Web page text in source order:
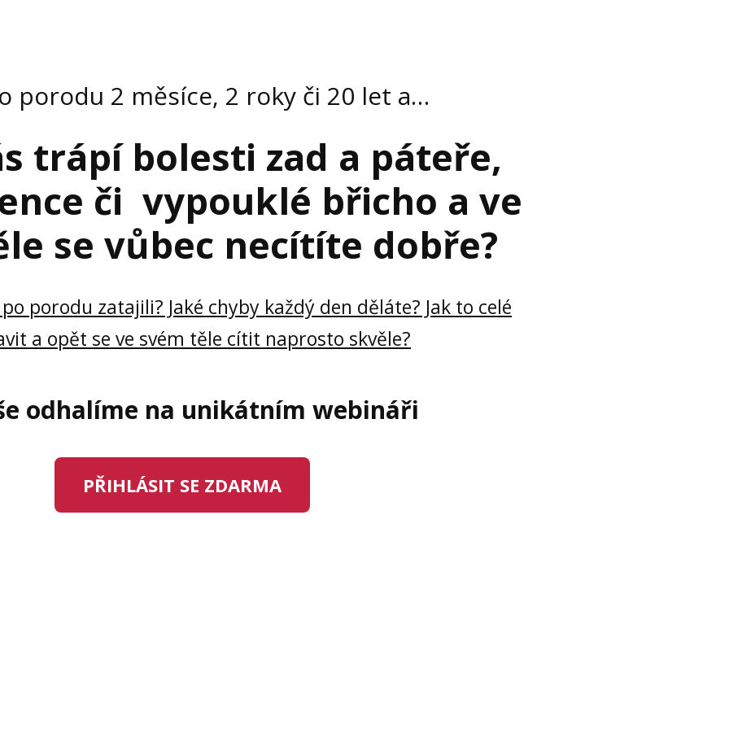
porodu 2 měsíce, 2 roky či 20 let a…
trápí bolesti zad a páteře,
či vypouklé břicho a ve
se vůbec necítíte dobře?
porodu zatajili? Jaké chyby každý den děláte? Jak to celé
a opět se ve svém těle cítit naprosto skvěle?
odhalíme na unikátním webináři
PŘIHLÁSIT SE ZDARMA